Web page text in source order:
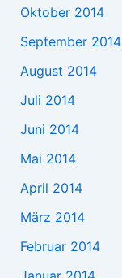
Oktober 2014
September 2014
August 2014
Juli 2014
Juni 2014
Mai 2014
April 2014
März 2014
Februar 2014